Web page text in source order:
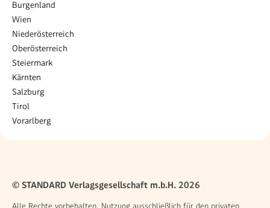
Burgenland
Wien
Niederösterreich
Oberösterreich
Steiermark
Kärnten
Salzburg
Tirol
Vorarlberg
© STANDARD Verlagsgesellschaft m.b.H. 2026
Alle Rechte vorbehalten. Nutzung ausschließlich für den privaten